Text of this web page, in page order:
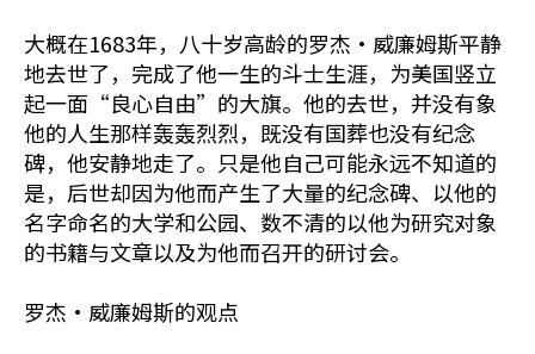
大概在1683年，八十岁高龄的罗杰•威廉姆斯平静
地去世了，完成了他一生的斗士生涯，为美国竖立
起一面“良心自由”的大旗。他的去世，并没有象
他的人生那样轰轰烈烈，既没有国葬也没有纪念
碑，他安静地走了。只是他自己可能永远不知道的
是，后世却因为他而产生了大量的纪念碑、以他的
名字命名的大学和公园、数不清的以他为研究对象
的书籍与文章以及为他而召开的研讨会。
罗杰•威廉姆斯的观点